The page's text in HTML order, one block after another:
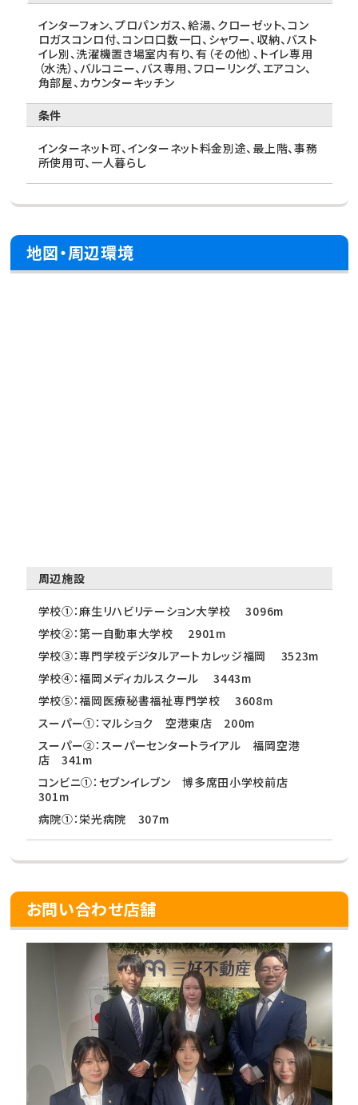
インターフォン、プロパンガス、給湯、クローゼット、コン
ロガスコンロ付、コンロ口数一口、シャワー、収納、バスト
イレ別、洗濯機置き場室内有り、有（その他）、トイレ専用
（水洗）、バルコニー、バス専用、フローリング、エアコン、
角部屋、カウンターキッチン
条件
インターネット可、インターネット料金別途、最上階、事務
所使用可、一人暮らし
地図・周辺環境
周辺施設
学校①：麻生リハビリテーション大学校 3096m
学校②：第一自動車大学校 2901m
学校③：専門学校デジタルアートカレッジ福岡 3523m
学校④：福岡メディカルスクール 3443m
学校⑤：福岡医療秘書福祉専門学校 3608m
スーパー①：マルショク 空港東店 200m
スーパー②：スーパーセンタートライアル 福岡空港
店 341m
コンビニ①：セブンイレブン 博多席田小学校前店
301m
病院①：栄光病院 307m
お問い合わせ店舗